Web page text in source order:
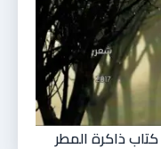
كتاب ذاكرة المطر